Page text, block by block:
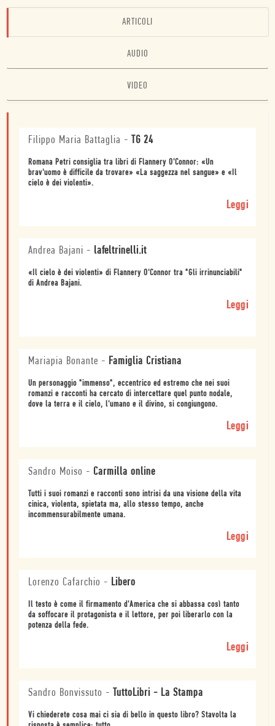
ARTICOLI
AUDIO
VIDEO
Filippo Maria Battaglia - TG 24
Romana Petri consiglia tra libri di Flannery O'Connor: «Un
brav'uomo è difficile da trovare» «La saggezza nel sangue» e «Il
cielo è dei violenti».
Leggi
Andrea Bajani - lafeltrinelli.it
«Il cielo è dei violenti» di Flannery O'Connor tra "Gli irrinunciabili"
di Andrea Bajani.
Leggi
Mariapia Bonante - Famiglia Cristiana
Un personaggio "immenso", eccentrico ed estremo che nei suoi
romanzi e racconti ha cercato di intercettare quel punto nodale,
dove la terra e il cielo, l'umano e il divino, si congiungono.
Leggi
Sandro Moiso - Carmilla online
Tutti i suoi romanzi e racconti sono intrisi da una visione della vita
cinica, violenta, spietata ma, allo stesso tempo, anche
incommensurabilmente umana.
Leggi
Lorenzo Cafarchio - Libero
Il testo è come il firmamento d'America che si abbassa così tanto
da soffocare il protagonista e il lettore, per poi liberarlo con la
potenza della fede.
Leggi
Sandro Bonvissuto - TuttoLibri - La Stampa
Vi chiederete cosa mai ci sia di bello in questo libro? Stavolta la